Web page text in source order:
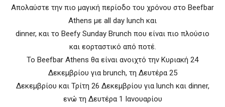
Απολαύστε την πιο μαγική περίοδο του χρόνου στο Beefbar
Athens με all day lunch και
dinner, και τo Beefy Sunday Brunch που είναι πιο πλούσιο
και εορταστικό από ποτέ.
Το Beefbar Athens θα είναι ανοιχτό την Κυριακή 24
Δεκεμβρίου για brunch, τη Δευτέρα 25
Δεκεμβρίου και Τρίτη 26 Δεκεμβρίου για lunch και dinner,
ενώ τη Δευτέρα 1 Ιανουαρίου